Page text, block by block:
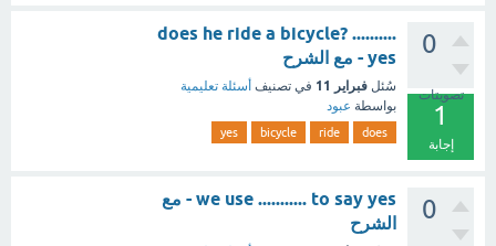
0
تصويتات
1
إجابة
.......... does he ride a bicycle?
yes - مع الشرح
سُئل فبراير 11 في تصنيف أسئلة تعليمية
بواسطة عبود
does
ride
bicycle
yes
0
we use ........... to say yes - مع
الشرح